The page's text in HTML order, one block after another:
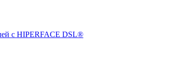
с HIPERFACE DSL®